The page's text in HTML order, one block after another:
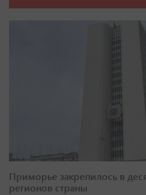
Приморье закрепилось в
регионов страны